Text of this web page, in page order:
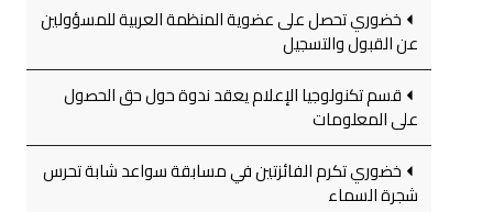
خضوري تحصل على عضوية المنظمة العربية للمسؤولين
عن القبول والتسجيل
قسم تكنولوجيا الإعلام يعقد ندوة حول حق الحصول
على المعلومات
خضوري تكرم الفائزتين في مسابقة سواعد شابة تحرس
شجرة السماء